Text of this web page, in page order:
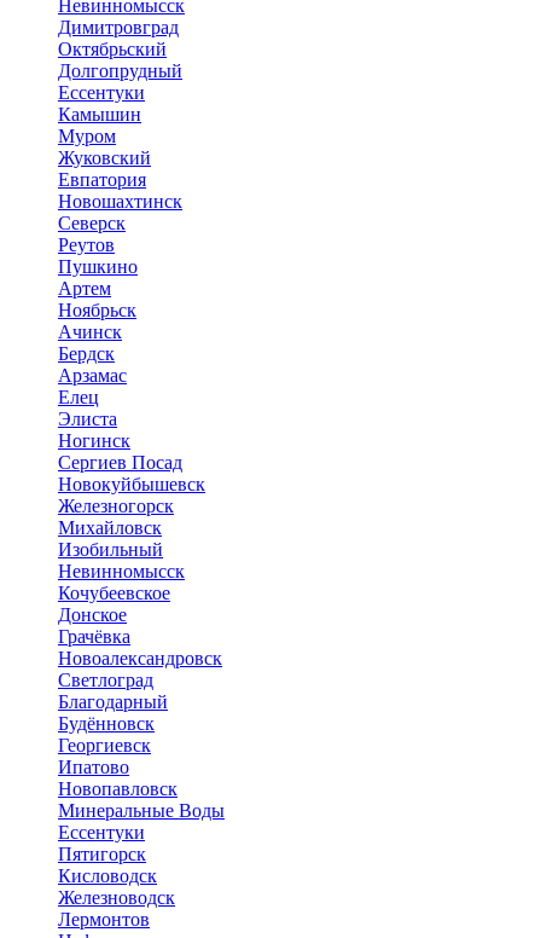
Невинномысск
Димитровград
Октябрьский
Долгопрудный
Ессентуки
Камышин
Муром
Жуковский
Евпатория
Новошахтинск
Северск
Реутов
Пушкино
Артем
Ноябрьск
Ачинск
Бердск
Арзамас
Елец
Элиста
Ногинск
Сергиев Посад
Новокуйбышевск
Железногорск
Михайловск
Изобильный
Невинномысск
Кочубеевское
Донское
Грачёвка
Новоалександровск
Светлоград
Благодарный
Будённовск
Георгиевск
Ипатово
Новопавловск
Минеральные Воды
Ессентуки
Пятигорск
Кисловодск
Железноводск
Лермонтов